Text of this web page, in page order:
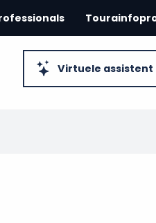
Virtuele assistent